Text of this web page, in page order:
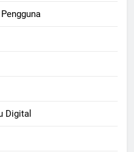
Digital